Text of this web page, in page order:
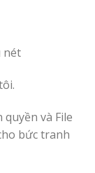
nét
và File
bức tranh